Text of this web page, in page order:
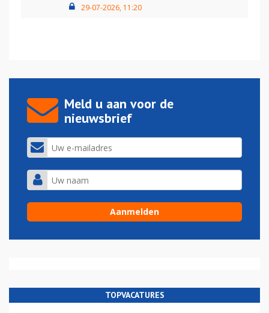
29-07-2026, 11:20
Meld u aan voor de
nieuwsbrief
TOPVACATURES